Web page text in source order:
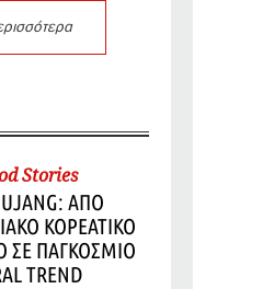
Stories
ΑΠΟ
ΚΟΡΕΑΤΙΚΟ
ΣΕ ΠΑΓΚΟΣΜΙΟ
TREND